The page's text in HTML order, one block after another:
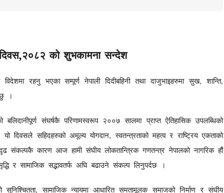
,२०८२ को शुभकामना सन्देश
विदेशमा रहनु भएका सम्पूर्ण नेपाली दिदीबहिनी तथा दाजुभाइहरुमा सुख,शान्ति,
।
बलिदानीपूर्ण संघर्षकै परिणामस्वरूप २००७ सालमा प्राप्त ऐतिहासिक उपलब्धिको
यो दिवसले सहिदहरुको अमूल्य योगदान,स्वतन्त्रताको महत्व र राष्ट्रिय एकताको
संकल्पकै कारण आज हामी संघीय लोकतान्त्रिक गणतन्त्र नेपालको नागरिक हौं
र सामाजिक सद्भावतर्फ अघि बढाउने संकल्प लिनुपर्दछ ।
सुनिश्चितता,सामाजिक न्यायमा आधारित समतामूलक समाजको निर्माण र संघीय